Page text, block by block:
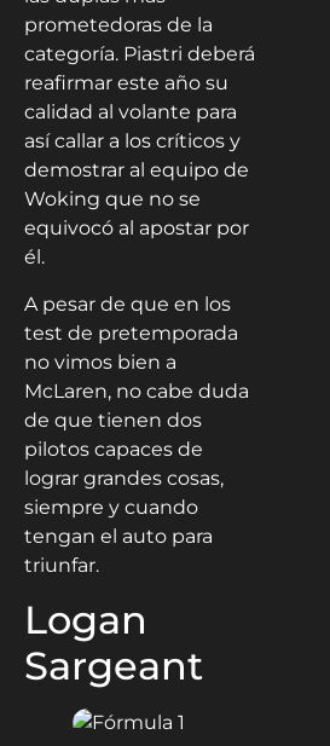
prometedoras de la
categoría. Piastri deberá
reafirmar este año su
calidad al volante para
así callar a los críticos y
demostrar al equipo de
Woking que no se
equivocó al apostar por
él.
A pesar de que en los
test de pretemporada
no vimos bien a
McLaren, no cabe duda
de que tienen dos
pilotos capaces de
lograr grandes cosas,
siempre y cuando
tengan el auto para
triunfar.
Logan
Sargeant